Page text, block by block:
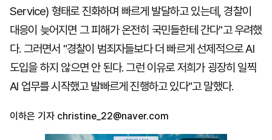
Service) 형태로 진화하며 빠르게 발달하고 있는데, 경찰이
대응이 늦어지면 그 피해가 온전히 국민들한테 간다"고 우려했
다. 그러면서 "경찰이 범죄자들보다 더 빠르게 선제적으로 AI
도입을 하지 않으면 안 된다. 그런 이유로 저희가 굉장히 일찍
AI 업무를 시작했고 발빠르게 진행하고 있다"고 말했다.
이하은 기자 christine_22@naver.com